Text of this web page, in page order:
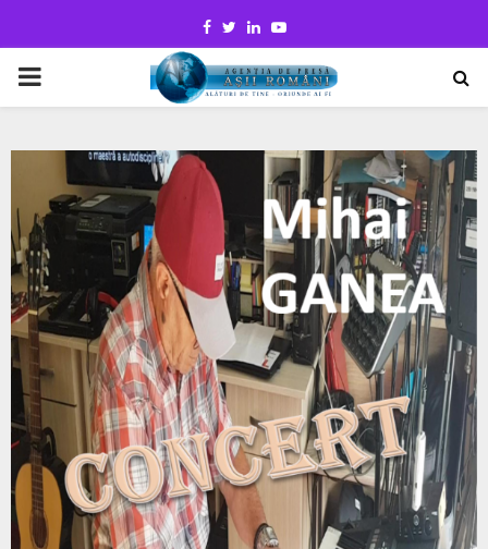
Facebook
TwitterLinkedinYoutube
PRIMARY